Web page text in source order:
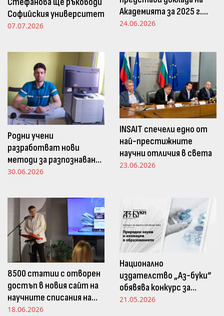
Софийския университет
07.07.2026
Академията за 2025 г.
пред Просветната
24.06.2026
Родни учени
разработват нови
методи за разпознаване
и следене на емоциите
погледа
30.06.2026
INSAIT спечели едно от
най-престижните
научни отличия в света
23.06.2026
8500 статии с отворен
достъп в новия сайт на
научните списания на
Издателство „Аз-буки“
18.06.2026
Национално
издателство „Аз-буки“
обявява конкурс за
научна статия на тема
21.05.2026